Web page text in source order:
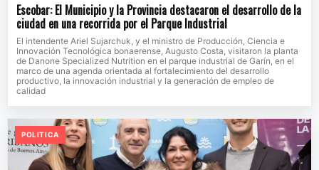
Escobar: El Municipio y la Provincia destacaron el desarrollo de la
ciudad en una recorrida por el Parque Industrial
El intendente Ariel Sujarchuk, y el ministro de Producción, Ciencia e
Innovación Tecnológica bonaerense, Augusto Costa, visitaron la planta
de Danone Specialized Nutrition en el parque industrial de Garín, en el
marco de una agenda orientada al fortalecimiento del desarrollo
productivo, la innovación industrial y la generación de empleo de
calidad
POLITICA